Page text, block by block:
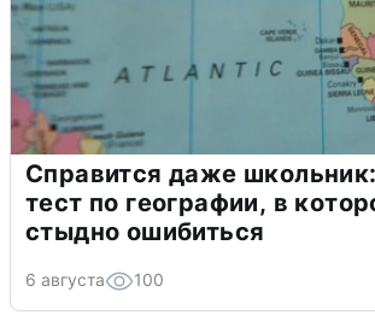
Справится даже
тест по географии, в
стыдно ошибиться
6 августа 100